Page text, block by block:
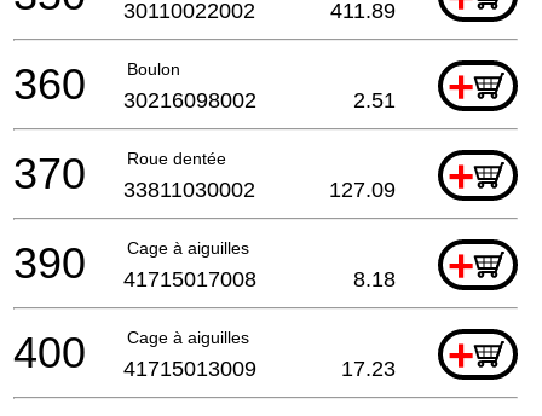
30110022002 411.89
Boulon +
360 30216098002 2.51
Roue dentée +
370 33811030002 127.09
Cage à aiguilles +
390 41715017008 8.18
Cage à aiguilles +
400 41715013009 17.23